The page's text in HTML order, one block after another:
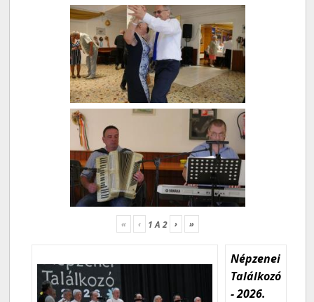
« ‹ 1A2 › »
Népzenei
Találkozó
- 2026.